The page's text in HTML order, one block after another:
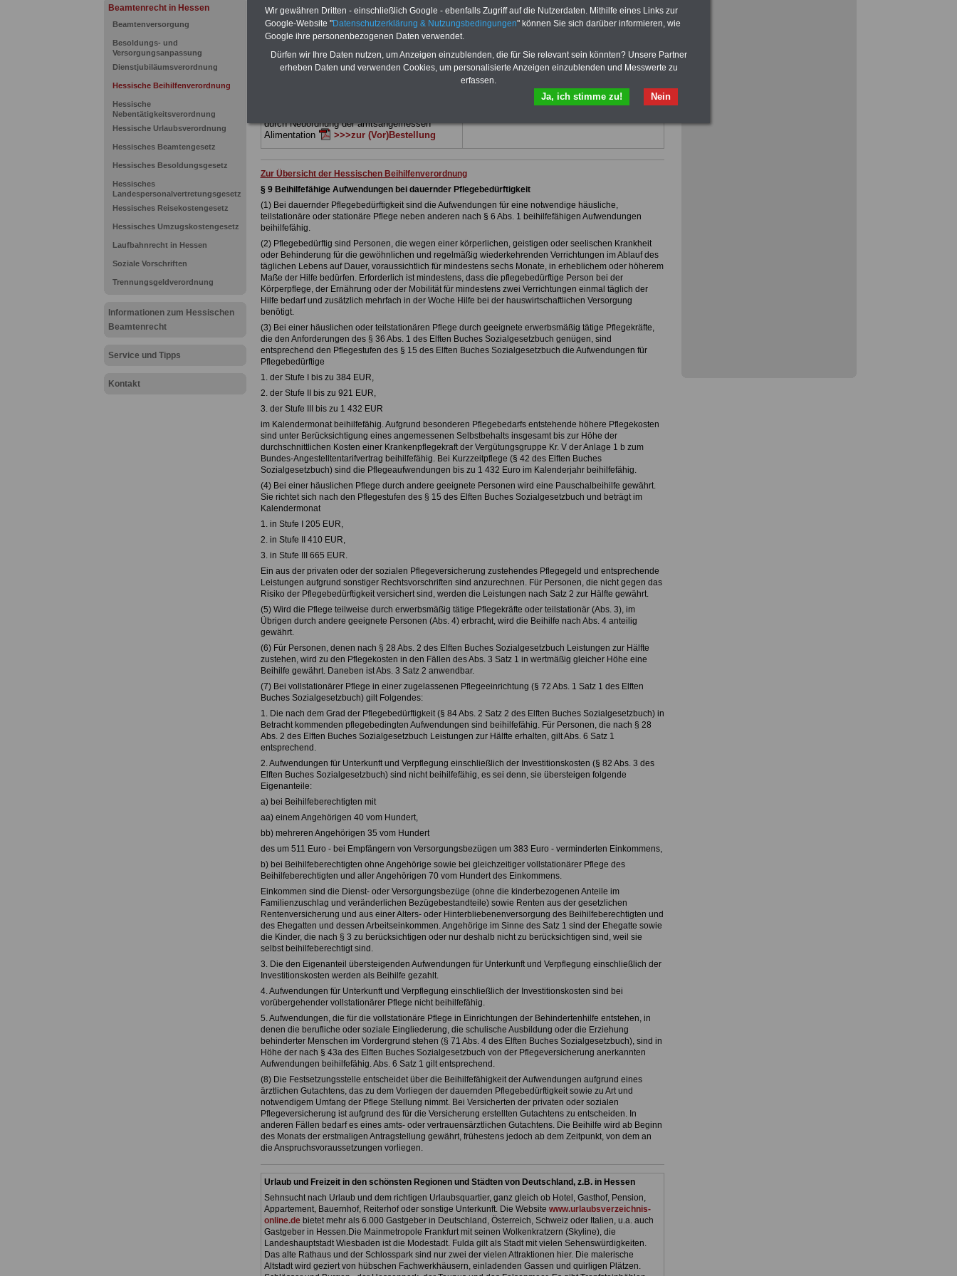
Beamtenrecht in Hessen
Beamtenversorgung
Besoldungs- und
Versorgungsanpassung
Dienstjubiläumsverordnung
Hessische Beihilfenverordnung
Hessische
Nebentätigkeitsverordnung
Hessische Urlaubsverordnung
Hessisches Beamtengesetz
Hessisches Besoldungsgesetz
Hessisches
Landespersonalvertretungsgesetz
Hessisches Reisekostengesetz
Hessisches Umzugskostengesetz
Laufbahnrecht in Hessen
Soziale Vorschriften
Trennungsgeldverordnung
Informationen zum Hessischen
Beamtenrecht
Service und Tipps
Kontakt
(Bund/Länder) sowie Beihilferecht in Bund und
Ländern. Alle drei Ratgeber sind übersichtlich
gegliedert und erläutern auch komplizierte
Sachverhalte verständlich (auch für
Mitarbeiterinnen und Mitarbeiterdes Landes
Hessengeeignet). Das BEHÖRDEN-ABO
kann hier bestellt werden
durch Neuordnung der amtsangemessen
Alimentation
>>>zur (Vor)Bestellung
können Sie zehn Bücher als eBook
herunterladen, auch für Beschäftigte des
Landes Hessengeeignet: die Bücher
Beamtenversorgung, Rund ums Geld,
Nebentätigkeitsrecht, Frauen im öffentl. Dienst.
und Berufseinstieg im öffentlichen Dienst.
Man kann die eBooks herunterladen,
ausdrucken und lesen>>>mehr
Zur Übersicht der Hessischen Beihilfenverordnung
§ 9 Beihilfefähige Aufwendungen bei dauernder Pflegebedürftigkeit
(1) Bei dauernder Pflegebedürftigkeit sind die Aufwendungen für eine notwendige häusliche,
teilstationäre oder stationäre Pflege neben anderen nach § 6 Abs. 1 beihilfefähigen Aufwendungen
beihilfefähig.
(2) Pflegebedürftig sind Personen, die wegen einer körperlichen, geistigen oder seelischen Krankheit
oder Behinderung für die gewöhnlichen und regelmäßig wiederkehrenden Verrichtungen im Ablauf des
täglichen Lebens auf Dauer, voraussichtlich für mindestens sechs Monate, in erheblichem oder höherem
Maße der Hilfe bedürfen. Erforderlich ist mindestens, dass die pflegebedürftige Person bei der
Körperpflege, der Ernährung oder der Mobilität für mindestens zwei Verrichtungen einmal täglich der
Hilfe bedarf und zusätzlich mehrfach in der Woche Hilfe bei der hauswirtschaftlichen Versorgung
benötigt.
(3) Bei einer häuslichen oder teilstationären Pflege durch geeignete erwerbsmäßig tätige Pflegekräfte,
die den Anforderungen des § 36 Abs. 1 des Elften Buches Sozialgesetzbuch genügen, sind
entsprechend den Pflegestufen des § 15 des Elften Buches Sozialgesetzbuch die Aufwendungen für
Pflegebedürftige
1. der Stufe I bis zu 384 EUR,
2. der Stufe II bis zu 921 EUR,
3. der Stufe III bis zu 1 432 EUR
im Kalendermonat beihilfefähig. Aufgrund besonderen Pflegebedarfs entstehende höhere Pflegekosten
sind unter Berücksichtigung eines angemessenen Selbstbehalts insgesamt bis zur Höhe der
durchschnittlichen Kosten einer Krankenpflegekraft der Vergütungsgruppe Kr. V der Anlage 1 b zum
Bundes-Angestelltentarifvertrag beihilfefähig. Bei Kurzzeitpflege (§ 42 des Elften Buches
Sozialgesetzbuch) sind die Pflegeaufwendungen bis zu 1 432 Euro im Kalenderjahr beihilfefähig.
(4) Bei einer häuslichen Pflege durch andere geeignete Personen wird eine Pauschalbeihilfe gewährt.
Sie richtet sich nach den Pflegestufen des § 15 des Elften Buches Sozialgesetzbuch und beträgt im
Kalendermonat
1. in Stufe I 205 EUR,
2. in Stufe II 410 EUR,
3. in Stufe III 665 EUR.
Ein aus der privaten oder der sozialen Pflegeversicherung zustehendes Pflegegeld und entsprechende
Leistungen aufgrund sonstiger Rechtsvorschriften sind anzurechnen. Für Personen, die nicht gegen das
Risiko der Pflegebedürftigkeit versichert sind, werden die Leistungen nach Satz 2 zur Hälfte gewährt.
(5) Wird die Pflege teilweise durch erwerbsmäßig tätige Pflegekräfte oder teilstationär (Abs. 3), im
Übrigen durch andere geeignete Personen (Abs. 4) erbracht, wird die Beihilfe nach Abs. 4 anteilig
gewährt.
(6) Für Personen, denen nach § 28 Abs. 2 des Elften Buches Sozialgesetzbuch Leistungen zur Hälfte
zustehen, wird zu den Pflegekosten in den Fällen des Abs. 3 Satz 1 in wertmäßig gleicher Höhe eine
Beihilfe gewährt. Daneben ist Abs. 3 Satz 2 anwendbar.
(7) Bei vollstationärer Pflege in einer zugelassenen Pflegeeinrichtung (§ 72 Abs. 1 Satz 1 des Elften
Buches Sozialgesetzbuch) gilt Folgendes:
1. Die nach dem Grad der Pflegebedürftigkeit (§ 84 Abs. 2 Satz 2 des Elften Buches Sozialgesetzbuch) in
Betracht kommenden pflegebedingten Aufwendungen sind beihilfefähig. Für Personen, die nach § 28
Abs. 2 des Elften Buches Sozialgesetzbuch Leistungen zur Hälfte erhalten, gilt Abs. 6 Satz 1
entsprechend.
2. Aufwendungen für Unterkunft und Verpflegung einschließlich der Investitionskosten (§ 82 Abs. 3 des
Elften Buches Sozialgesetzbuch) sind nicht beihilfefähig, es sei denn, sie übersteigen folgende
Eigenanteile:
a) bei Beihilfeberechtigten mit
aa) einem Angehörigen 40 vom Hundert,
bb) mehreren Angehörigen 35 vom Hundert
des um 511 Euro - bei Empfängern von Versorgungsbezügen um 383 Euro - verminderten Einkommens,
b) bei Beihilfeberechtigten ohne Angehörige sowie bei gleichzeitiger vollstationärer Pflege des
Beihilfeberechtigten und aller Angehörigen 70 vom Hundert des Einkommens.
Einkommen sind die Dienst- oder Versorgungsbezüge (ohne die kinderbezogenen Anteile im
Familienzuschlag und veränderlichen Bezügebestandteile) sowie Renten aus der gesetzlichen
Rentenversicherung und aus einer Alters- oder Hinterbliebenenversorgung des Beihilfeberechtigten und
des Ehegatten und dessen Arbeitseinkommen. Angehörige im Sinne des Satz 1 sind der Ehegatte sowie
die Kinder, die nach § 3 zu berücksichtigen oder nur deshalb nicht zu berücksichtigen sind, weil sie
selbst beihilfeberechtigt sind.
3. Die den Eigenanteil übersteigenden Aufwendungen für Unterkunft und Verpflegung einschließlich der
Investitionskosten werden als Beihilfe gezahlt.
4. Aufwendungen für Unterkunft und Verpflegung einschließlich der Investitionskosten sind bei
vorübergehender vollstationärer Pflege nicht beihilfefähig.
5. Aufwendungen, die für die vollstationäre Pflege in Einrichtungen der Behindertenhilfe entstehen, in
denen die berufliche oder soziale Eingliederung, die schulische Ausbildung oder die Erziehung
behinderter Menschen im Vordergrund stehen (§ 71 Abs. 4 des Elften Buches Sozialgesetzbuch), sind in
Höhe der nach § 43a des Elften Buches Sozialgesetzbuch von der Pflegeversicherung anerkannten
Aufwendungen beihilfefähig. Abs. 6 Satz 1 gilt entsprechend.
(8) Die Festsetzungsstelle entscheidet über die Beihilfefähigkeit der Aufwendungen aufgrund eines
ärztlichen Gutachtens, das zu dem Vorliegen der dauernden Pflegebedürftigkeit sowie zu Art und
notwendigem Umfang der Pflege Stellung nimmt. Bei Versicherten der privaten oder sozialen
Pflegeversicherung ist aufgrund des für die Versicherung erstellten Gutachtens zu entscheiden. In
anderen Fällen bedarf es eines amts- oder vertrauensärztlichen Gutachtens. Die Beihilfe wird ab Beginn
des Monats der erstmaligen Antragstellung gewährt, frühestens jedoch ab dem Zeitpunkt, von dem an
die Anspruchsvoraussetzungen vorliegen.
Urlaub und Freizeit in den schönsten Regionen und Städten von Deutschland, z.B. in Hessen
Sehnsucht nach Urlaub und dem richtigen Urlaubsquartier, ganz gleich ob Hotel, Gasthof, Pension,
Appartement, Bauernhof, Reiterhof oder sonstige Unterkunft. Die Website www.urlaubsverzeichnis-
online.debietet mehr als 6.000 Gastgeber in Deutschland, Österreich, Schweiz oder Italien, u.a. auch
Gastgeber in Hessen.Die Mainmetropole Frankfurt mit seinen Wolkenkratzern (Skyline), die
Landeshauptstadt Wiesbaden ist die Modestadt. Fulda gilt als Stadt mit vielen Sehenswürdigkeiten.
Das alte Rathaus und der Schlosspark sind nur zwei der vielen Attraktionen hier. Die malerische
Altstadt wird geziert von hübschen Fachwerkhäusern, einladenden Gassen und quirligen Plätzen.
>>>
Wir gewähren Dritten - einschließlich Google - ebenfalls Zugriff auf die Nutzerdaten. Mithilfe eines Links zur
Google-Website "Datenschutzerklärung & Nutzungsbedingungen" können Sie sich darüber informieren, wie
Google ihre personenbezogenen Daten verwendet.
Dürfen wir Ihre Daten nutzen, um Anzeigen einzublenden, die für Sie relevant sein könnten? Unsere Partner
erheben Daten und verwenden Cookies, um personalisierte Anzeigen einzublenden und Messwerte zu
erfassen.
Nein
Ja, ich stimme zu!